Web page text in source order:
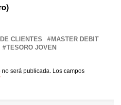
CLIENTES
MASTER DEBIT
TESORO JOVEN
será publicada. Los campos